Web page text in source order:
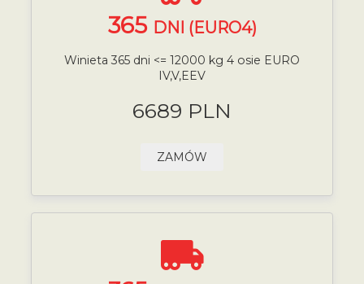
365 DNI (EURO4)
Winieta 365 dni <= 12000 kg 4 osie EURO
IV,V,EEV
6689 PLN
ZAMÓW